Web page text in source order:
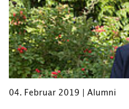
04. Februar 2019 | Alumni